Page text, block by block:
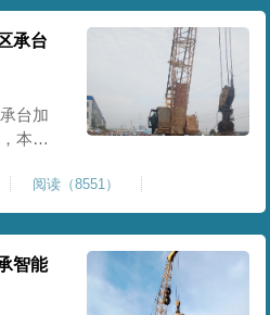
龙门架
备
的柱
强夯
承台
台加
本项
固处
米，地
项目场
采用
为确
司在
阅读（8551）
智能